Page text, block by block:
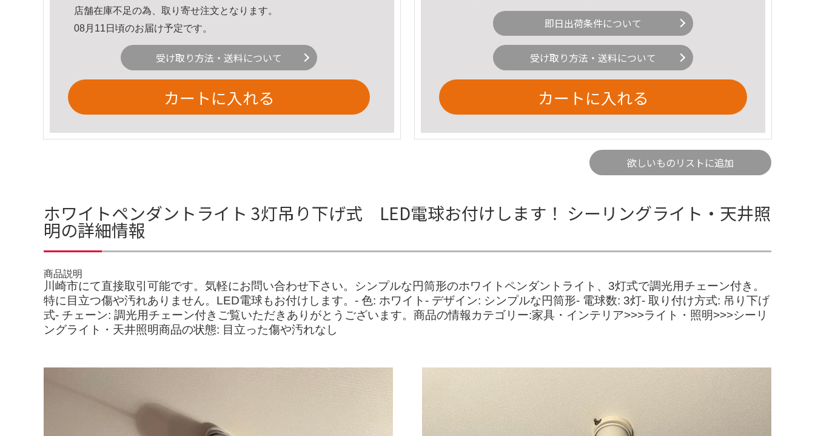
店舗在庫不足の為、取り寄せ注文となります。
08月11日頃のお届け予定です。
受け取り方法・送料について
カートに入れる
即日出荷条件について
受け取り方法・送料について
カートに入れる
欲しいものリストに追加
ホワイトペンダントライト 3灯吊り下げ式 LED電球お付けします！ シーリングライト・天井照
明の詳細情報
商品説明
川崎市にて直接取引可能です。気軽にお問い合わせ下さい。シンプルな円筒形のホワイトペンダントライト、3灯式で調光用チェーン付き。
特に目立つ傷や汚れありません。LED電球もお付けします。- 色: ホワイト- デザイン: シンプルな円筒形- 電球数: 3灯- 取り付け方式: 吊り下げ
式- チェーン: 調光用チェーン付きご覧いただきありがとうございます。商品の情報カテゴリー:家具・インテリア>>>ライト・照明>>>シーリ
ングライト・天井照明商品の状態: 目立った傷や汚れなし